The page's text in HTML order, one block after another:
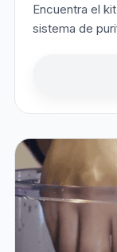
Encuentra el
sistema de